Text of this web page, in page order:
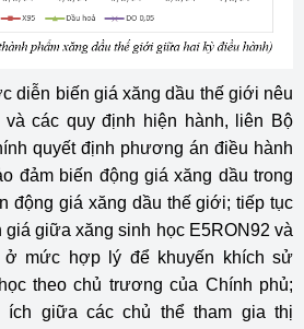
diễn biến giá xăng dầu thế giới nêu
và các quy định hiện hành, liên Bộ
quyết định phương án điều hành
đảm biến động giá xăng dầu trong
động giá xăng dầu thế giới; tiếp tục
giữa xăng sinh học E5RON92 và
ở mức hợp lý để khuyến khích sử
theo chủ trương của Chính phủ;
giữa các chủ thể tham gia thị